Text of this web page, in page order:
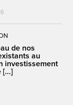
de nos
au
investissement
[...]